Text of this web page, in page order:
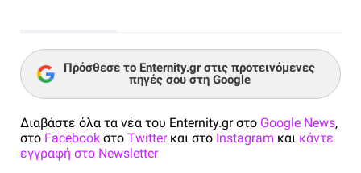
Πρόσθεσε το Enternity.gr στις προτεινόμενες
πηγές σου στη Google
Διαβάστε όλα τα νέα του Enternity.gr στο Google News,
στο Facebook στο Twitterκαι στο Instagram και κάντε
εγγραφή στο Newsletter